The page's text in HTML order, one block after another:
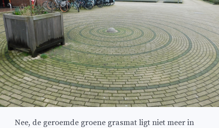
Nee, de geroemde groene grasmat ligt niet meer in